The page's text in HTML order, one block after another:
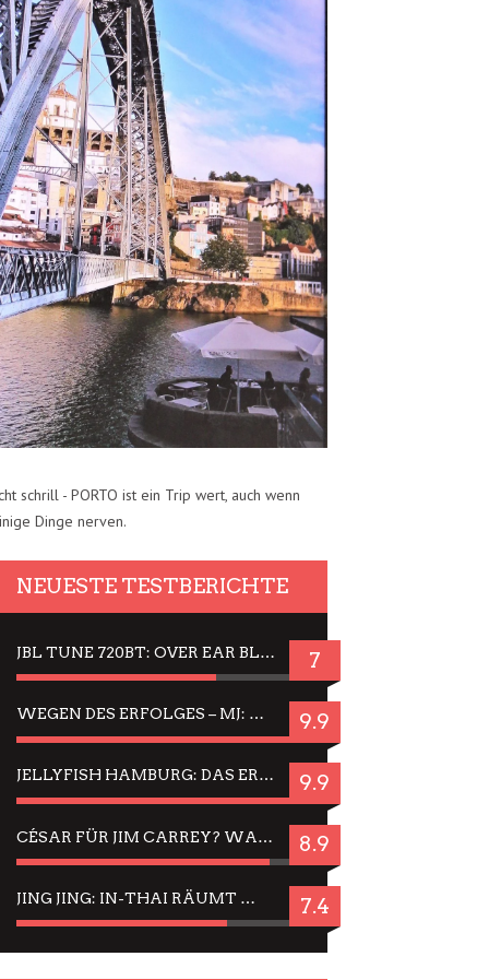
schrill - PORTO ist ein Trip wert, auch wenn
Dinge nerven.
NEUESTE TESTBERICHTE
JBL TUNE 720BT: OVER EAR BLUETOOTH KOPFHÖRER UM DIE 50,-€ IM DAUER-TEST 7
WEGEN DES ERFOLGES – MJ: MICHAEL JACKSON MUSICAL IN EINER MATINEE SEHEN 9.9
JELLYFISH HAMBURG: DAS ERFOLGREICHE SOMMER-MENÜ 2025 IN GEFÜHLEN UND BILDERN 9.9
CÉSAR FÜR JIM CARREY? WARUM DAS EINER DER NERVIGSTEN ACTORS IST UND BLEIBT 8.9
JING JING: IN-THAI RÄUMT WIEDER TITEL AB – EIN ZWEI-STUNDEN-ERLEBNISBERICHT 7.4